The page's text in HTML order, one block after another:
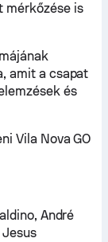
mérkőzése is
amit a csapat
és
Vila Nova GO
André
Jesus